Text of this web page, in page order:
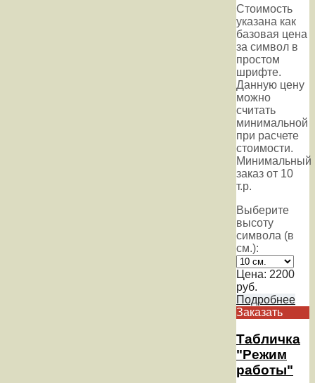
Стоимость
указана как
базовая цена
за символ в
простом
шрифте.
Данную цену
можно
считать
минимальной
при расчете
стоимости.
Минимальный
заказ от 10
т.р.
Выберите
высоту
символа (в
см.):
Цена: 2200
руб.
Подробнее
Заказать
Табличка
"Режим
работы"